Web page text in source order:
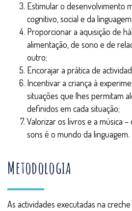
Estimular o desenvolvimento
cognitivo, social e da linguagem;
Proporcionar a aquisição de
alimentação, de sono e de
outro;
Encorajar a prática de
Incentivar a criança à
situações que lhes permitam
definidos em cada situação;
Valorizar os livros e a música
sons é o mundo da linguagem.
Metodologia
As actividades executadas na